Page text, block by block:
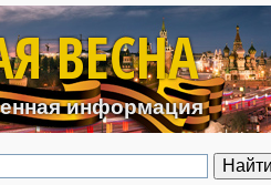
Перейти к основному
ВЕСНА
информация